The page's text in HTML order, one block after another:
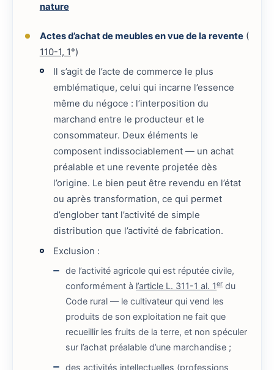
nature
Actes d’achat de meubles en vue de la revente(
110-1, 1°)
Il s’agit de l’acte de commerce le plus
emblématique, celui qui incarne l’essence
même du négoce : l’interposition du
marchand entre le producteur et le
consommateur. Deux éléments le
composent indissociablement — un achat
préalable et une revente projetée dès
l’origine. Le bien peut être revendu en l’état
ou après transformation, ce qui permet
d’englober tant l’activité de simple
distribution que l’activité de fabrication.
Exclusion :
de l’activité agricole qui est réputée civile,
conformément à l’article L. 311-1 al. 1erdu
Code rural — le cultivateur qui vend les
produits de son exploitation ne fait que
recueillir les fruits de la terre, et non spéculer
sur l’achat préalable d’une marchandise ;
des activités intellectuelles (professions